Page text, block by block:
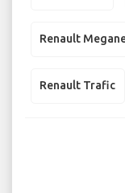
Renault
Renault Trafic